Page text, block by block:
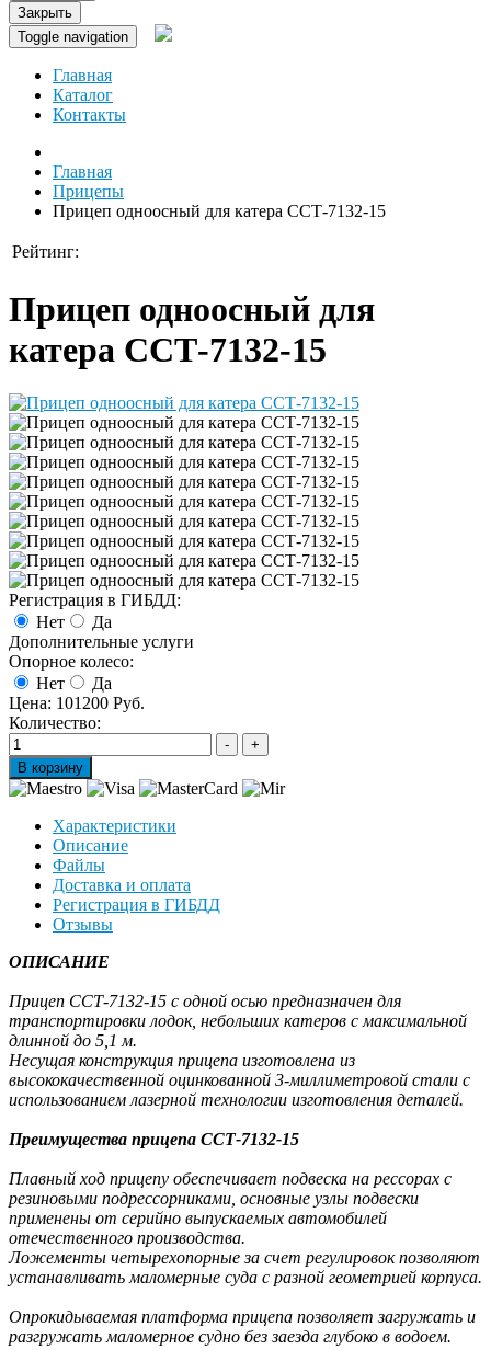
Закрыть
Toggle navigation
Главная
Каталог
Контакты
Главная
Прицепы
Прицеп одноосный для катера ССТ-7132-15
Рейтинг:
Прицеп одноосный для
катера ССТ-7132-15
Регистрация в ГИБДД:
Нет
Да
Дополнительные услуги
Опорное колесо:
Нет
Да
Цена: 101200 Руб.
Количество:
Характеристики
Описание
Файлы
Доставка и оплата
Регистрация в ГИБДД
Отзывы
ОПИСАНИЕ
Прицеп ССТ-7132-15 с одной осью предназначен для
транспортировки лодок, небольших катеров с максимальной
длинной до 5,1 м.
Несущая конструкция прицепа изготовлена из
высококачественной оцинкованной 3-миллиметровой стали с
использованием лазерной технологии изготовления деталей.
Преимущества прицепа ССТ-7132-15
Плавный ход прицепу обеспечивает подвеска на рессорах с
резиновыми подрессорниками, основные узлы подвески
применены от серийно выпускаемых автомобилей
отечественного производства.
Ложементы четырехопорные за счет регулировок позволяют
устанавливать маломерные суда с разной геометрией корпуса.
Опрокидываемая платформа прицепа позволяет загружать и
разгружать маломерное судно без заезда глубоко в водоем.